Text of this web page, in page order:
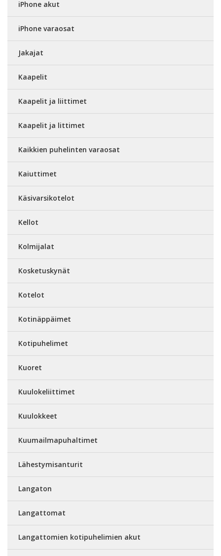
iPhone akut
iPhone varaosat
Jakajat
Kaapelit
Kaapelit ja liittimet
Kaapelit ja littimet
Kaikkien puhelinten varaosat
Kaiuttimet
Käsivarsikotelot
Kellot
Kolmijalat
Kosketuskynät
Kotelot
Kotinäppäimet
Kotipuhelimet
Kuoret
Kuulokeliittimet
Kuulokkeet
Kuumailmapuhaltimet
Lähestymisanturit
Langaton
Langattomat
Langattomien kotipuhelimien akut